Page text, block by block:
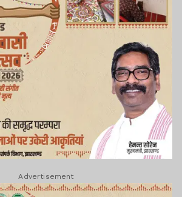
Advertisement